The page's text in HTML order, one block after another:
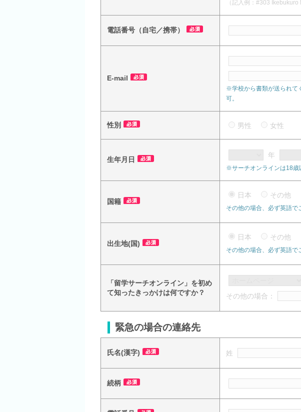
（記入例：#303
電話番号（自宅／携帯）
E-mail
※学校から書類が送られて
可。
性別 男性 女性
生年月日
年
※サーチオンラインは18歳
国籍
日本 その他
その他の場合、必ず英語で
出生地(国)
日本 その他
その他の場合、必ず英語で
「留学サーチオンライン」を初め
て知ったきっかけは何ですか？
その他の場合：
緊急の場合の連絡先
氏名(漢字) 姓
続柄